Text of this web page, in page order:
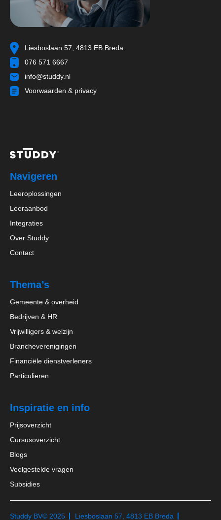
Liesboslaan 57, 4813 EB Breda
076 571 6667
info@studdy.nl
Voorwaarden & privacy
Navigeren
Leeroplossingen
Leeraanbod
Integraties
Over Studdy
Contact
Thema’s
Gemeente & overheid
Bedrijven & HR
Vrijwilligers & welzijn
Brancheverenigingen
Financiële dienstverleners
Particulieren
Inspiratie en info
Prijsoverzicht
Cursusoverzicht
Blogs
Veelgestelde vragen
Subsidies
Studdy BV© 2025 Liesboslaan 57, 4813 EB Breda